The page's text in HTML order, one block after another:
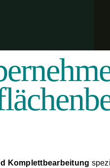
Komplettbearbeitung